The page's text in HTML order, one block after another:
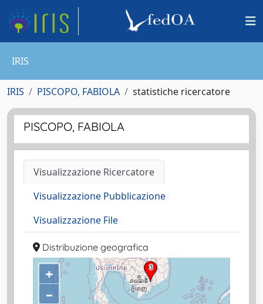
IRIS
IRIS PISCOPO, FABIOLA statistiche ricercatore
PISCOPO, FABIOLA
Visualizzazione Ricercatore
Visualizzazione Pubblicazione
Visualizzazione File
Distribuzione geografica
+
–